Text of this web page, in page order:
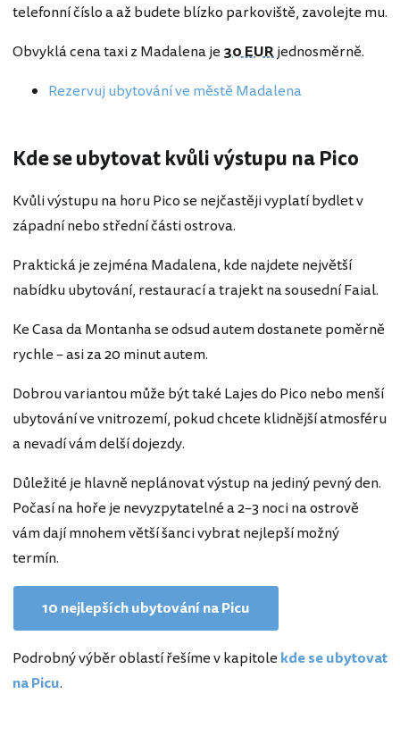
telefonní číslo a až budete blízko parkoviště, zavolejte mu.
Obvyklá cena taxi z Madalena je 30 EURjednosměrně.
Rezervuj ubytování ve městě Madalena
Kde se ubytovat kvůli výstupu na Pico
Kvůli výstupu na horu Pico se nejčastěji vyplatí bydlet v
západní nebo střední části ostrova.
Praktická je zejména Madalena, kde najdete největší
nabídku ubytování, restaurací a trajekt na sousední Faial.
Ke Casa da Montanha se odsud autem dostanete poměrně
rychle – asi za 20 minut autem.
Dobrou variantou může být také Lajes do Pico nebo menší
ubytování ve vnitrozemí, pokud chcete klidnější atmosféru
a nevadí vám delší dojezdy.
Důležité je hlavně neplánovat výstup na jediný pevný den.
Počasí na hoře je nevyzpytatelné a 2–3 noci na ostrově
vám dají mnohem větší šanci vybrat nejlepší možný
termín.
10 nejlepších ubytování na Picu
Podrobný výběr oblastí řešíme v kapitole kde se ubytovat
na Picu.